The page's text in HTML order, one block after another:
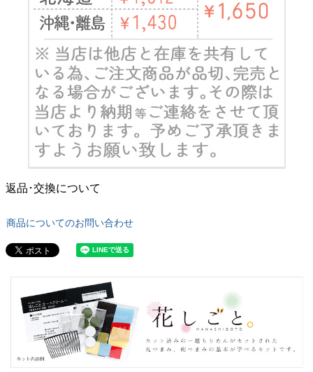
返品･交換について
商品についてのお問い合わせ